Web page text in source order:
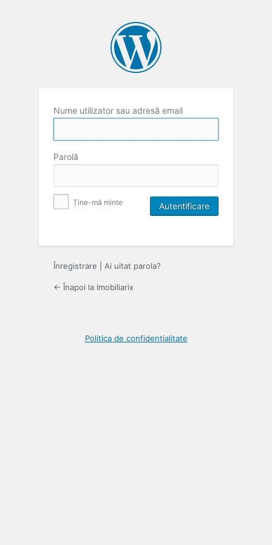
Nume utilizator sau adresă email
Parolă
Ține-mă minte
Înregistrare Ai uitat parola?
← Înapoi la Imobiliarix
Politica de confidentialitate